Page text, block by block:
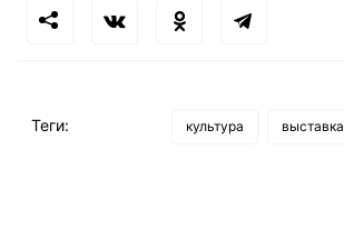
Теги: культура выставка